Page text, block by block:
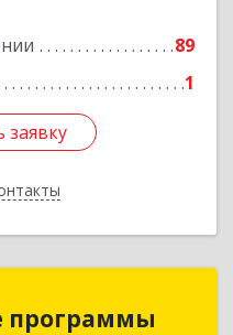
89
1
Подробнее
программы